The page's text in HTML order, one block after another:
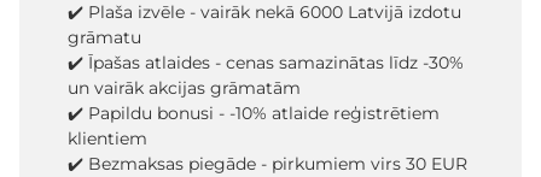
✔️ Plaša izvēle - vairāk nekā 6000 Latvijā izdotu
grāmatu
✔️ Īpašas atlaides - cenas samazinātas līdz -30%
un vairāk akcijas grāmatām
✔️ Papildu bonusi - -10% atlaide reģistrētiem
klientiem
✔️ Bezmaksas piegāde - pirkumiem virs 30 EUR